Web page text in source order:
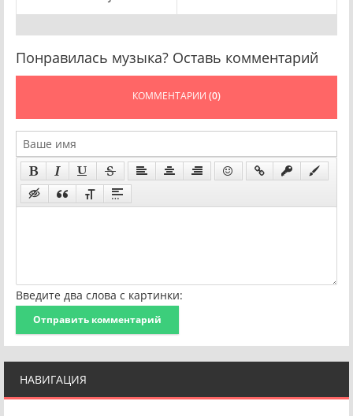
НАВИГАЦИЯ
Понравилась музыка? Оставь комментарий
КОММЕНТАРИИ (0)
Введите два слова с картинки:
Отправить комментарий